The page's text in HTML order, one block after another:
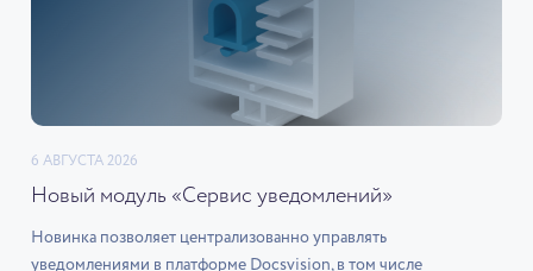
6 АВГУСТА 2026
Новый модуль «Сервис уведомлений»
Новинка позволяет централизованно управлять
уведомлениями в платформе Docsvision, в том числе